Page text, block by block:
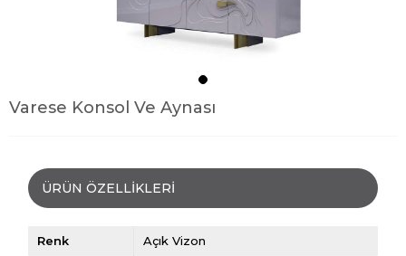
Varese Konsol Ve Aynası
ÜRÜN ÖZELLIKLERI
Renk Açık Vizon